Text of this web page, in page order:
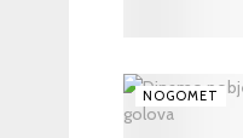
NOGOMET